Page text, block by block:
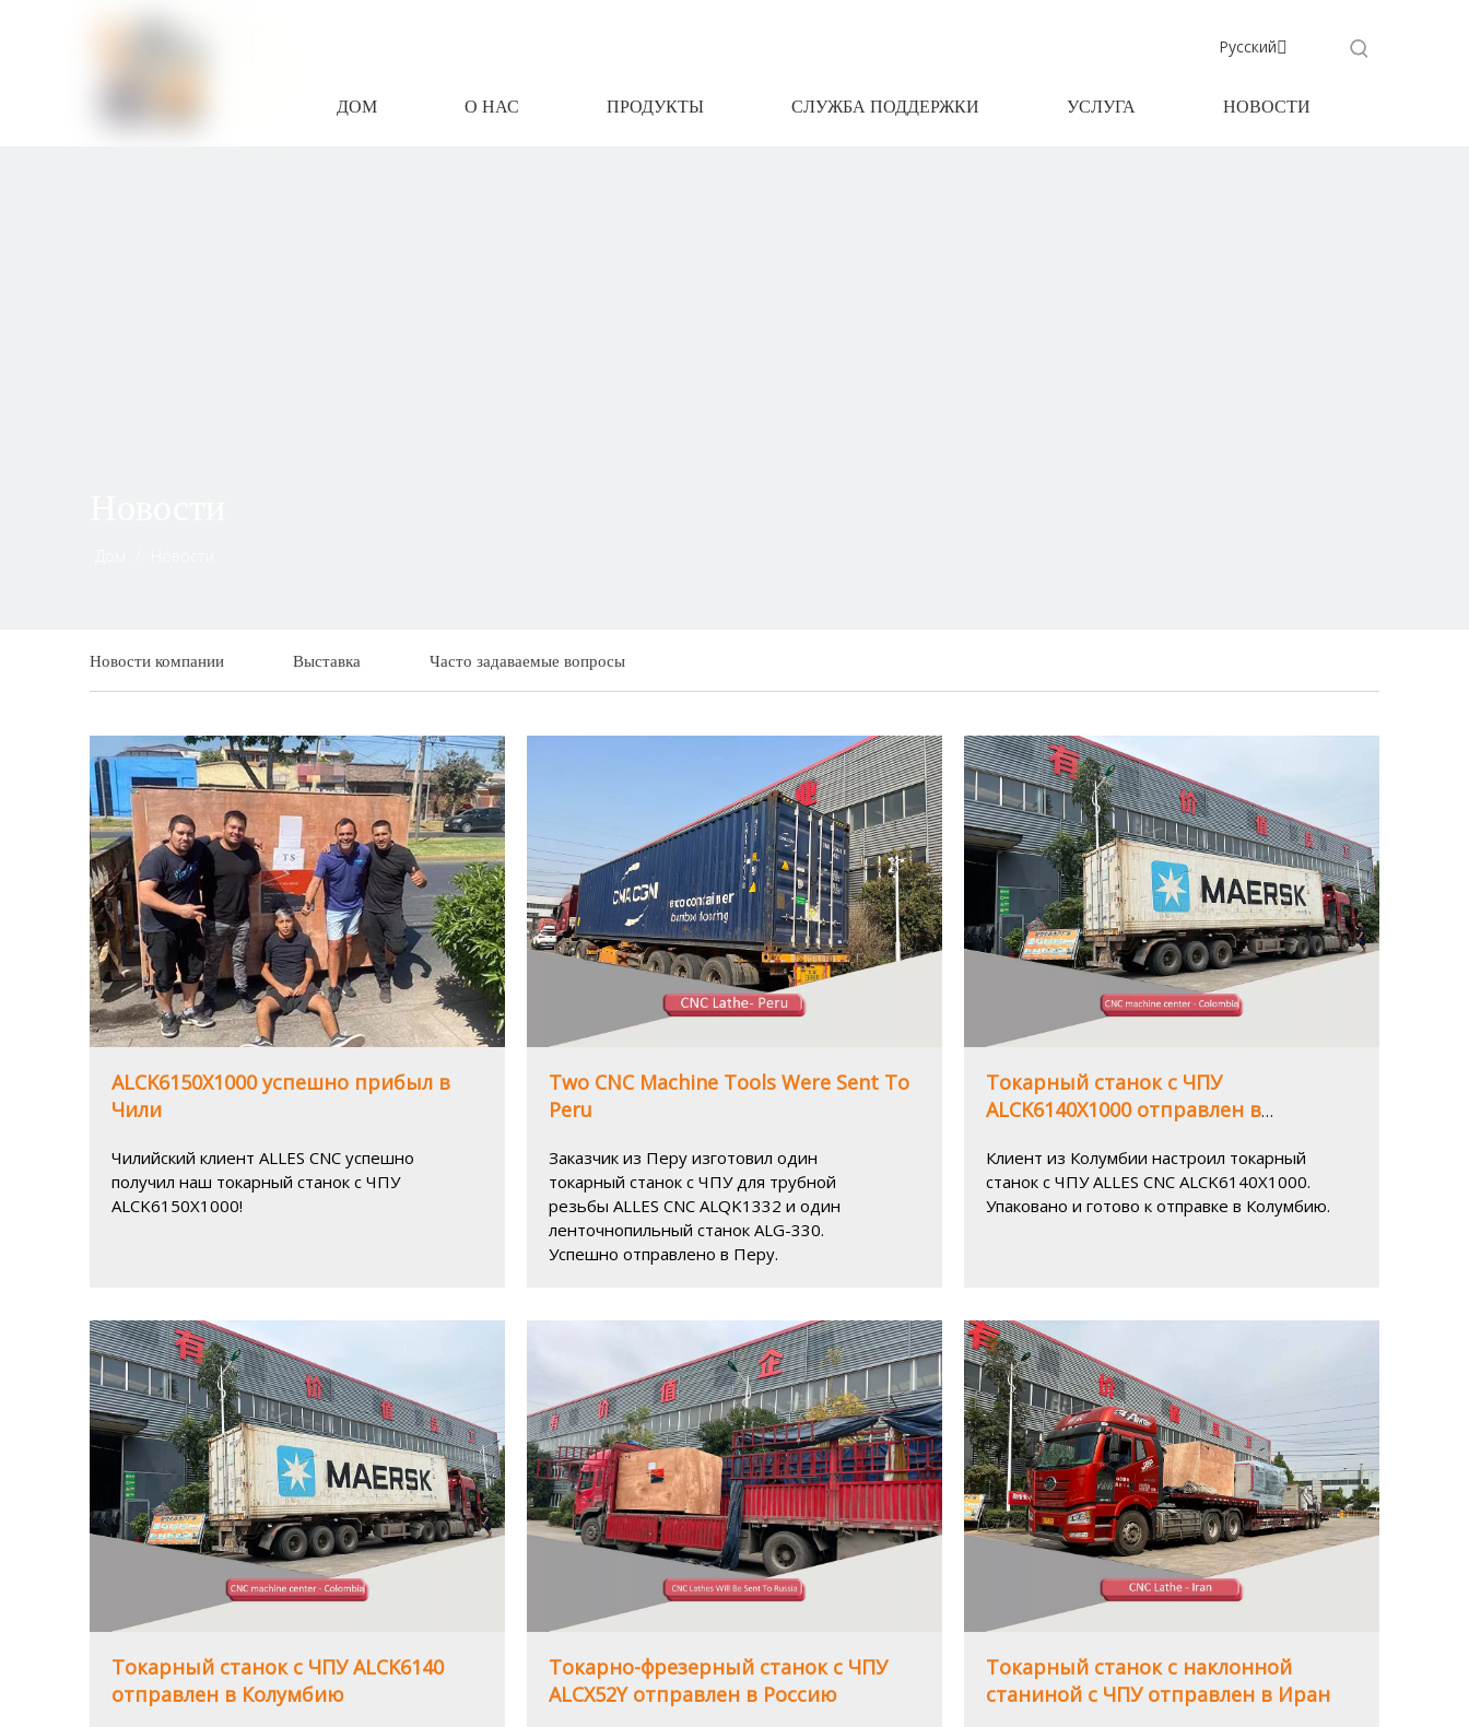
Pусский
ДОМ О НАС ПРОДУКТЫ СЛУЖБА ПОДДЕРЖКИ УСЛУГА НОВОСТИ
Новости компании Выставка Часто задаваемые вопросы
ALCK6150X1000 успешно прибыл в
Чили
Чилийский клиент ALLES CNC успешно
получил наш токарный станок с ЧПУ
ALCK6150X1000!
Two CNC Machine Tools Were Sent To
Peru
Заказчик из Перу изготовил один
токарный станок с ЧПУ для трубной
резьбы ALLES CNC ALQK1332 и один
ленточнопильный станок ALG-330.
Успешно отправлено в Перу.
Токарный станок с ЧПУ
ALCK6140X1000 отправлен в
Клиент из Колумбии настроил токарный
станок с ЧПУ ALLES CNC ALCK6140X1000.
Упаковано и готово к отправке в Колумбию.
Токарный станок с ЧПУ ALCK6140
отправлен в Колумбию
Токарно-фрезерный станок с ЧПУ
ALCX52Y отправлен в Россию
Токарный станок с наклонной
станиной с ЧПУ отправлен в Иран